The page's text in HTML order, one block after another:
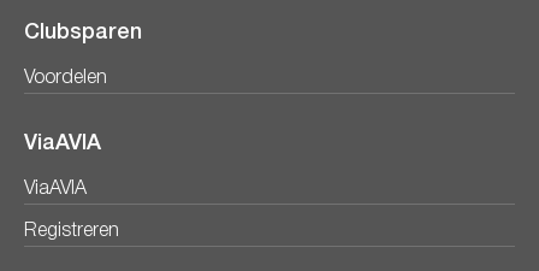
Clubsparen
Voordelen
ViaAVIA
ViaAVIA
Registreren